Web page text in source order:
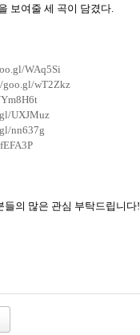
보여줄 세 곡이 담겼다.
WAq5Si
goo.gl/wT2Zkz
UXJMuz
nn637g
들의 많은 관심 부탁드립니다!